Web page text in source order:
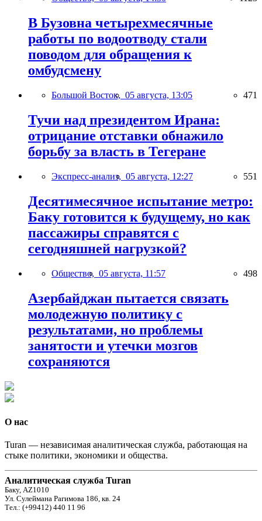
В Бузовна четырехмесячные
работы по водоотводу стали
поводом для обращения к
омбудсмену
Большой Восток, 05 августа, 13:05 471
Тучи над президентом Ирана:
отрицание отставки обнажило
борьбу за власть в Тегеране
Экспресс-анализ, 05 августа, 12:27 551
Десятимесячное испытание метро:
Баку готовится к будущему, но как
пассажиры справятся с
сегодняшней нагрузкой?
Общество, 05 августа, 11:57 498
Азербайджан пытается связать
молодежную политику с
результатами, но проблемы
занятости и утечки мозгов
сохраняются
О нас
Turan — независимая аналитическая служба, работающая на
стыке политики, экономики и общества.
Аналитическая служба Turan
Баку, AZ1010
Ул. Сулеймана Рагимова 186, кв. 24
Тел.: (+99412) 440 11 96